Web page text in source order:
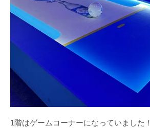
1階はゲームコーナーになっていました！